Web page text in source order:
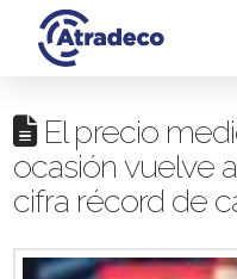
El precio
ocasión vuelve
cifra récord de